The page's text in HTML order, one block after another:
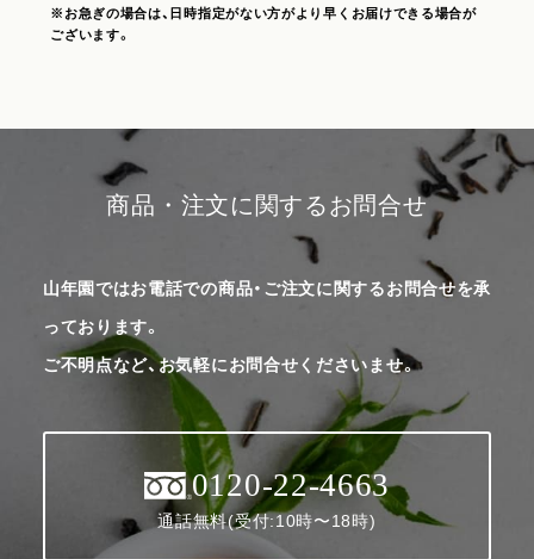
※お急ぎの場合は、日時指定がない方がより早くお届けできる場合が
ございます。
商品・注文に関するお問合せ
山年園ではお電話での商品・ご注文に関するお問合せを承
っております。
ご不明点など、お気軽にお問合せくださいませ。
0120-22-4663
通話無料(受付:10時〜18時)